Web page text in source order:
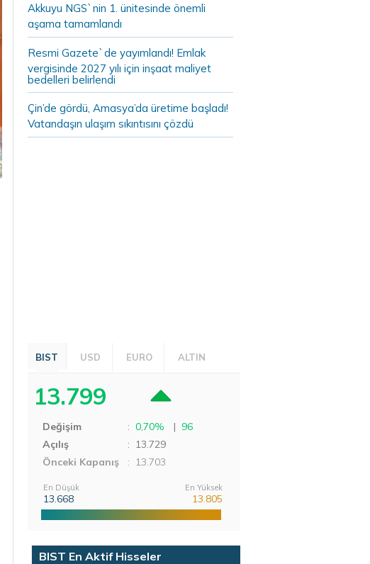
Akkuyu NGS`nin 1. ünitesinde önemli
aşama tamamlandı
Resmi Gazete`de yayımlandı! Emlak
vergisinde 2027 yılı için inşaat maliyet
bedelleri belirlendi
Çin’de gördü, Amasya’da üretime başladı!
Vatandaşın ulaşım sıkıntısını çözdü
BIST USD EURO ALTIN
13.799
Değişim : 0,70% | 96
Açılış
: 13.729
Önceki Kapanış
: 13.703
En Düşük
13.668
En Yüksek
13.805
BIST En Aktif Hisseler